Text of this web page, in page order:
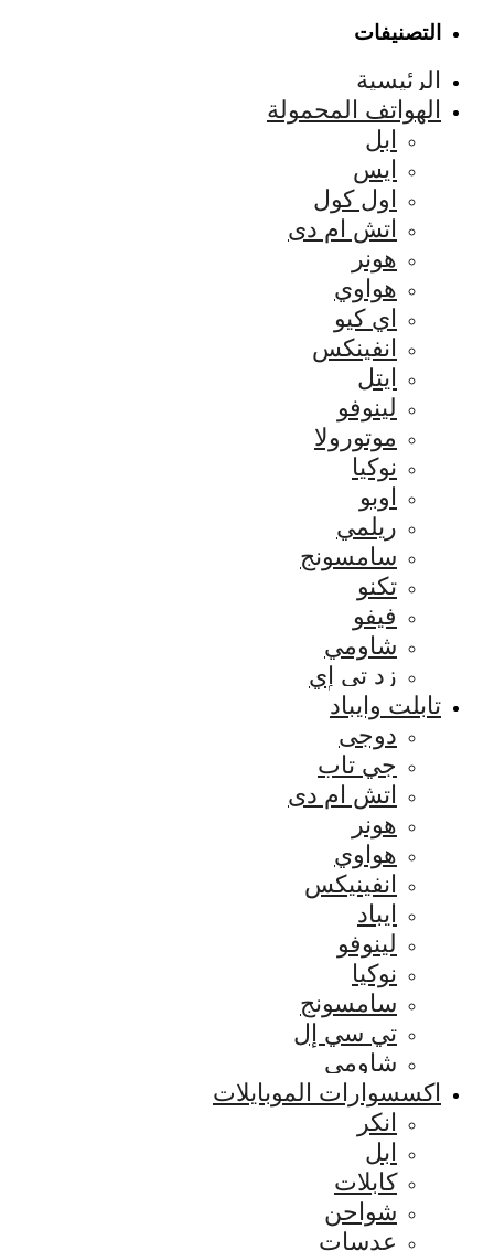
التصنيفات
الرئيسية
الهواتف المحمولة
ابل
ايس
اول كول
اتش ام دى
هونر
هواوي
اي كيو
انفينكس
ايتل
لينوفو
موتورولا
نوكيا
اوبو
ريلمي
سامسونج
تكنو
فيفو
شاومي
زد تي إي
تابلت وايباد
دوجى
جي تاب
اتش ام دى
هونر
هواوي
انفينيكس
ايباد
لينوفو
نوكيا
سامسونج
تي سي إل
شاومي
اكسسوارات الموبايلات
انكر
ابل
كابلات
شواحن
عدسات